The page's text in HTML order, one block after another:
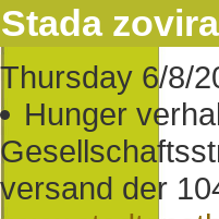
Stada
Thursday 6/8/
Hunger
versand der